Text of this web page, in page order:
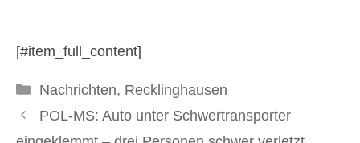
11. November 2025
[#item_full_content]
Kategorien
Nachrichten, Recklinghausen
POL-MS: Auto unter Schwertransporter